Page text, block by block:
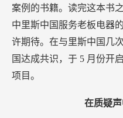
案例的书籍。读完这本书
中里斯中国服务老板电器
许期待。在与里斯中国几
国达成共识，于 5 月份开
项目。
在质疑